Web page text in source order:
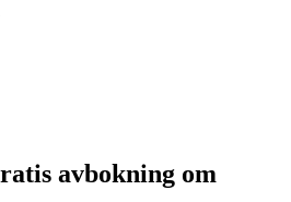
avbokning om